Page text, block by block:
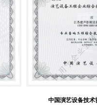
中国演艺设备技